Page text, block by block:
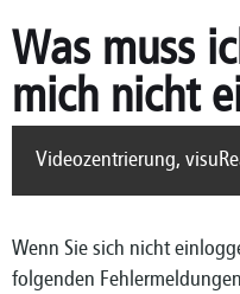
Was muss
mich nicht
Videozentrierung,
Wenn Sie sich nicht
folgenden